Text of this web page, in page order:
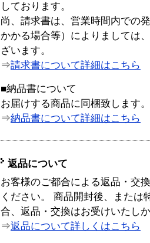
しております。
尚、請求書は、営業時間内での
かかる場合等）によりましては
ざいます。
⇒請求書について詳細はこちら
■納品書について
お届けする商品に同梱致します。
⇒納品書について詳細はこちら
返品について
お客様のご都合による返品・交
ください。 商品開封後、または
合、返品・交換はお受けいたし
⇒返品について詳しくはこちら